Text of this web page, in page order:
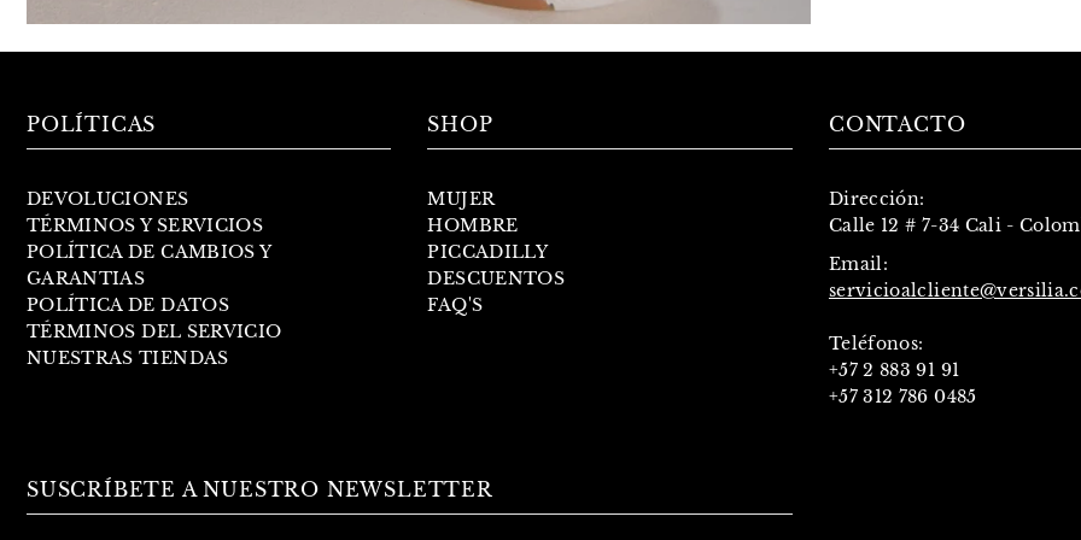
POLÍTICAS
DEVOLUCIONES
TÉRMINOS Y SERVICIOS
POLÍTICA DE CAMBIOS Y
GARANTIAS
POLÍTICA DE DATOS
TÉRMINOS DEL SERVICIO
NUESTRAS TIENDAS
SHOP
MUJER
HOMBRE
PICCADILLY
DESCUENTOS
FAQ'S
CONTACTO
Dirección:
Calle 12 # 7-34 Cali -
Email:
Teléfonos:
+57 2 883 91 91
+57 312 786 0485
SUSCRÍBETE A NUESTRO NEWSLETTER